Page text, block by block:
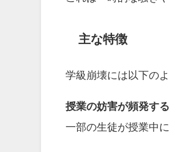
主な特徴
学級崩壊には以下の
授業の妨害が頻発する
一部の生徒が授業中